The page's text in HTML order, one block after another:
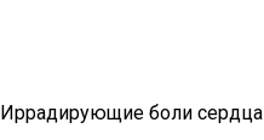
Иррадирующие боли сердца